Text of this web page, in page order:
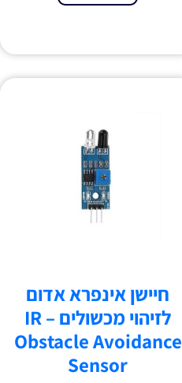
חיישן אינפרא אדום
לזיהוי מכשולים – IR
Obstacle Avoidance
Sensor